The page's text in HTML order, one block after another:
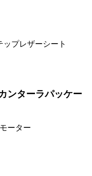
プレザーシート
ンターラパッケー
ーター